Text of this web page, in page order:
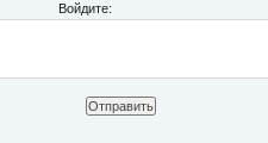
Войдите:
Отправить